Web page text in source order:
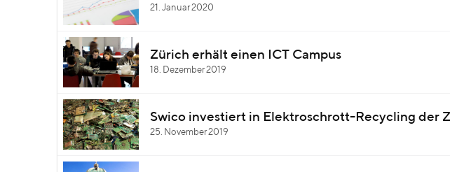
21. Januar 2020
18. Dezember 2019
Zürich erhält einen ICT Campus
25. November 2019
Swico investiert in Elektroschrott-Recycling der